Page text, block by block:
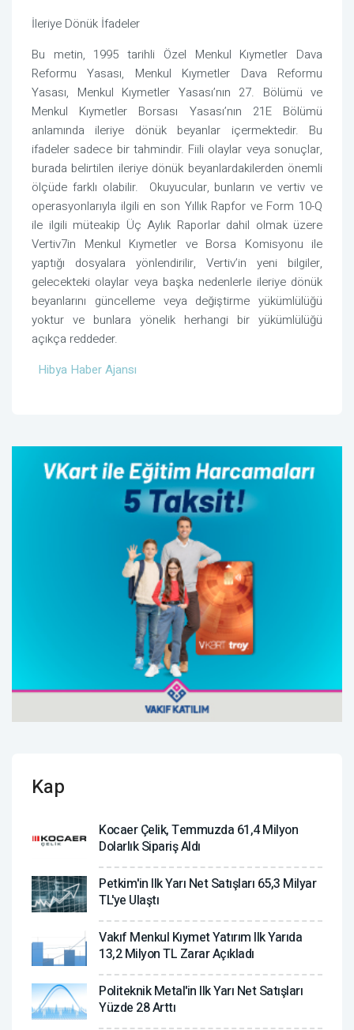
İleriye Dönük İfadeler
Bu metin, 1995 tarihli Özel Menkul Kıymetler Dava
Reformu Yasası, Menkul Kıymetler Dava Reformu
Yasası, Menkul Kıymetler Yasası’nın 27. Bölümü ve
Menkul Kıymetler Borsası Yasası’nın 21E Bölümü
anlamında ileriye dönük beyanlar içermektedir. Bu
ifadeler sadece bir tahmindir. Fiili olaylar veya sonuçlar,
burada belirtilen ileriye dönük beyanlardakilerden önemli
ölçüde farklı olabilir. Okuyucular, bunların ve vertiv ve
operasyonlarıyla ilgili en son Yıllık Rapfor ve Form 10-Q
ile ilgili müteakip Üç Aylık Raporlar dahil olmak üzere
Vertiv7in Menkul Kıymetler ve Borsa Komisyonu ile
yaptığı dosyalara yönlendirilir, Vertiv’in yeni bilgiler,
gelecekteki olaylar veya başka nedenlerle ileriye dönük
beyanlarını güncelleme veya değiştirme yükümlülüğü
yoktur ve bunlara yönelik herhangi bir yükümlülüğü
açıkça reddeder.
Hibya Haber Ajansı
Kap
Kocaer Çelik, Temmuzda 61,4 Milyon
Dolarlık Sipariş Aldı
Petkim'in Ilk Yarı Net Satışları 65,3 Milyar
TL'ye Ulaştı
Vakıf Menkul Kıymet Yatırım Ilk Yarıda
13,2 Milyon TL Zarar Açıkladı
Politeknik Metal'in Ilk Yarı Net Satışları
Yüzde 28 Arttı